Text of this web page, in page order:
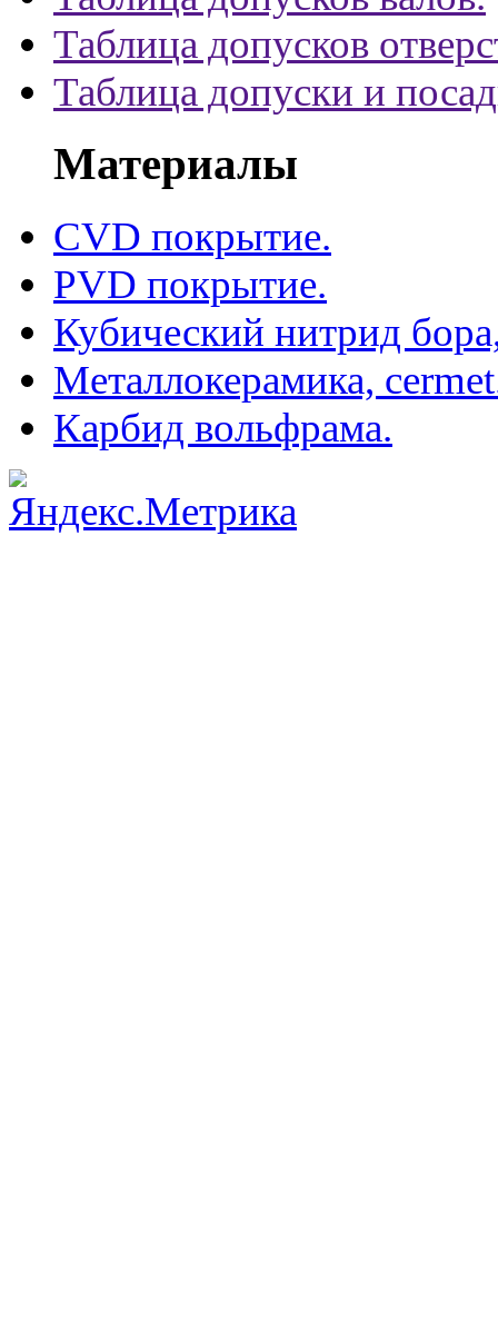
Таблица допусков
Таблица допуски и
Материалы
CVD покрытие.
PVD покрытие.
Кубический нитрид
Металлокерамика,
Карбид вольфрама.